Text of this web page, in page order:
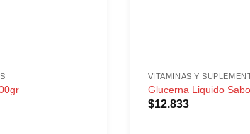
VITAMINAS Y
Glucerna Liquido
$12.833